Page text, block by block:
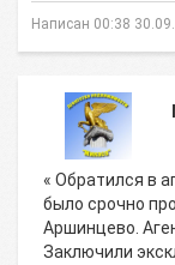
Написан 00:38
« Обратился в
было срочно
Аршинцево.
Заключили